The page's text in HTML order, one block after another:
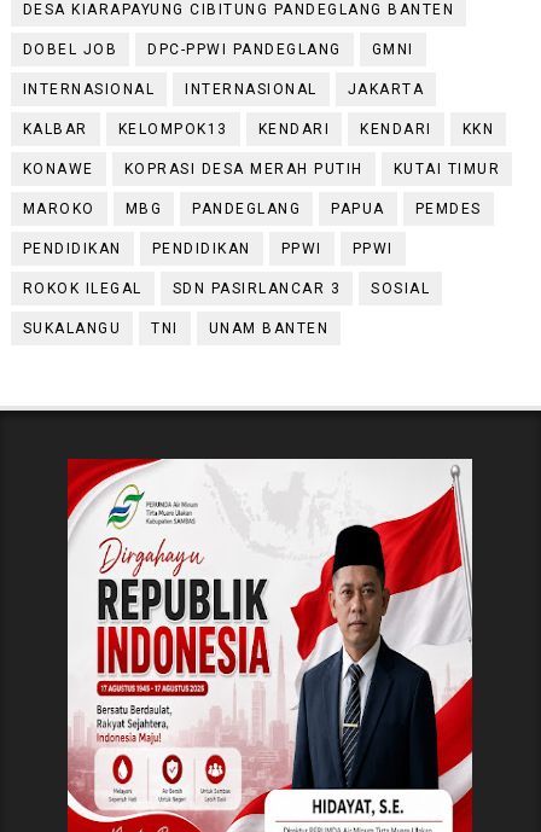
DESA KIARAPAYUNG CIBITUNG PANDEGLANG BANTEN
DOBEL JOB DPC-PPWI PANDEGLANG GMNI
INTERNASIONAL INTERNASIONAL JAKARTA
KALBAR KELOMPOK13 KENDARI KENDARI KKN
KONAWE KOPRASI DESA MERAH PUTIH KUTAI TIMUR
MAROKO MBG PANDEGLANG PAPUA PEMDES
PENDIDIKAN PENDIDIKAN PPWI PPWI
ROKOK ILEGAL SDN PASIRLANCAR 3 SOSIAL
SUKALANGU TNI UNAM BANTEN